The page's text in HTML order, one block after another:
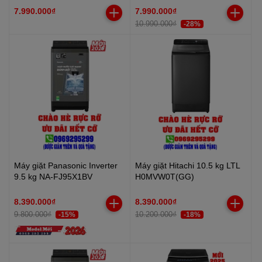
7.990.000₫ 7.990.000₫
10.990.000₫ -28%
Máy giặt Panasonic Inverter
9.5 kg NA-FJ95X1BV
8.390.000₫
9.800.000₫ -15%
Máy giặt Hitachi 10.5 kg LTL
H0MVW0T(GG)
8.390.000₫
10.200.000₫ -18%